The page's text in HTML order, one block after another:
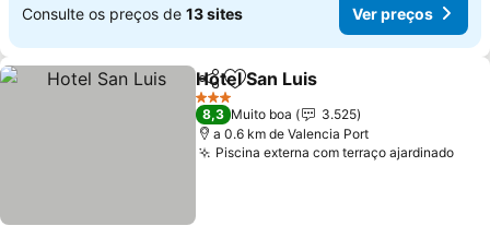
Consulte os preços de 13 sites Ver preços
PartilharAdicionar aos favoritos
Hotel San Luis
3 Estrelas
8,3 Muito boa
3.525
a 0.6 km de Valencia Port
Piscina externa com terraço ajardinadoVer